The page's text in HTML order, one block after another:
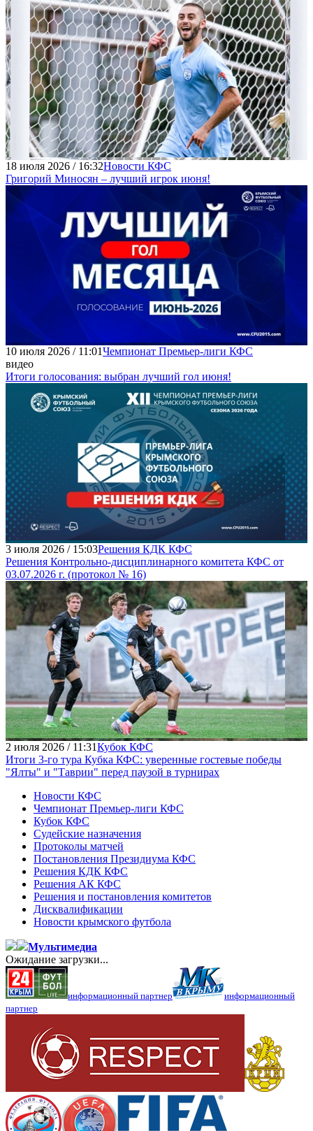
18 июля 2026 / 16:32Новости КФС
Григорий Миносян – лучший игрок июня!
10 июля 2026 / 11:01Чемпионат Премьер-лиги КФС
видео
Итоги голосования: выбран лучший гол июня!
3 июля 2026 / 15:03Решения КДК КФС
Решения Контрольно-дисциплинарного комитета КФС от
03.07.2026 г. (протокол № 16)
2 июля 2026 / 11:31Кубок КФС
Итоги 3-го тура Кубка КФС: уверенные гостевые победы
"Ялты" и "Таврии" перед паузой в турнирах
Новости КФС
Чемпионат Премьер-лиги КФС
Кубок КФС
Судейские назначения
Протоколы матчей
Постановления Президиума КФС
Решения КДК КФС
Решения АК КФС
Решения и постановления комитетов
Дисквалификации
Новости крымского футбола
Мультимедиа
Ожидание загрузки...
информационный партнер
информационный
партнер